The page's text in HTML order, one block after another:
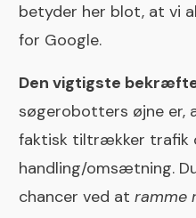
betyder her blot, at vi
for Google.
Den vigtigste
søgerobotters øjne
faktisk tiltrækker trafik
handling/omsætning.
chancer ved at ramme